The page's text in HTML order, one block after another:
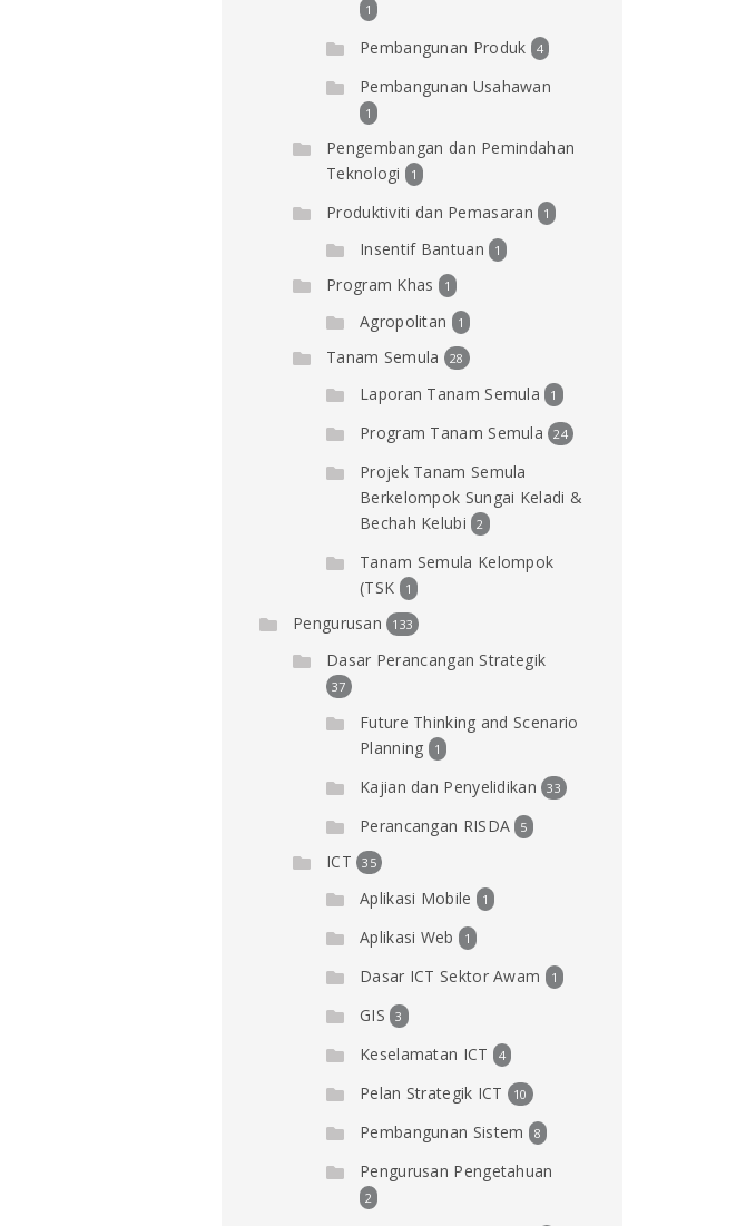
1
Pembangunan Produk 4
Pembangunan Usahawan
1
Pengembangan dan Pemindahan
Teknologi
1
Produktiviti dan Pemasaran 1
Insentif Bantuan 1
Program Khas 1
Agropolitan 1
Tanam Semula 28
Laporan Tanam Semula 1
Program Tanam Semula 24
Projek Tanam Semula
Berkelompok Sungai Keladi &
Bechah Kelubi
2
Tanam Semula Kelompok
(TSK
1
Pengurusan 133
Dasar Perancangan Strategik
37
Future Thinking and Scenario
Planning
1
Kajian dan Penyelidikan 33
Perancangan RISDA 5
ICT 35
Aplikasi Mobile 1
Aplikasi Web 1
Dasar ICT Sektor Awam 1
GIS 3
Keselamatan ICT 4
Pelan Strategik ICT 10
Pembangunan Sistem 8
Pengurusan Pengetahuan
2